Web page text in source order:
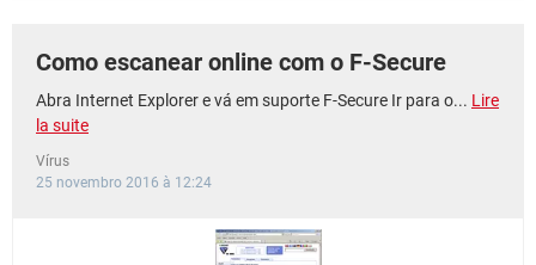
Como escanear online com o F-Secure
Abra Internet Explorer e vá em suporte F-Secure Ir para o... Lire
la suite
Vírus
25 novembro 2016 à 12:24